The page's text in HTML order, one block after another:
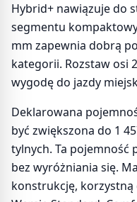
Hybrid+ nawiązuje do
segmentu
mm zapewnia dobrą
kategorii. Rozstaw osi
wygodę do jazdy
Deklarowana
być zwiększona do 1
tylnych. Ta pojemność
bez wyróżniania się.
konstrukcję, korzystną